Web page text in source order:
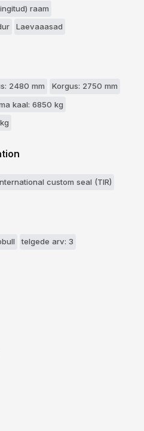
raam
Laevaaasad
2480 mm
Korgus: 2750 mm
kaal: 6850 kg
custom seal (TIR)
telgede arv: 3